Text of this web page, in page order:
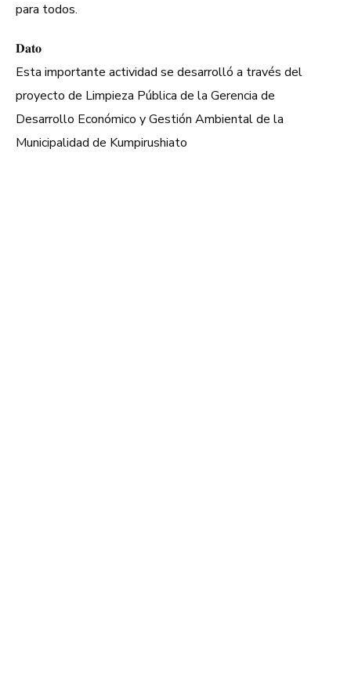
para todos.
𝐃𝐚𝐭𝐨
Esta importante actividad se desarrolló a través del
proyecto de Limpieza Pública de la Gerencia de
Desarrollo Económico y Gestión Ambiental de la
Municipalidad de Kumpirushiato